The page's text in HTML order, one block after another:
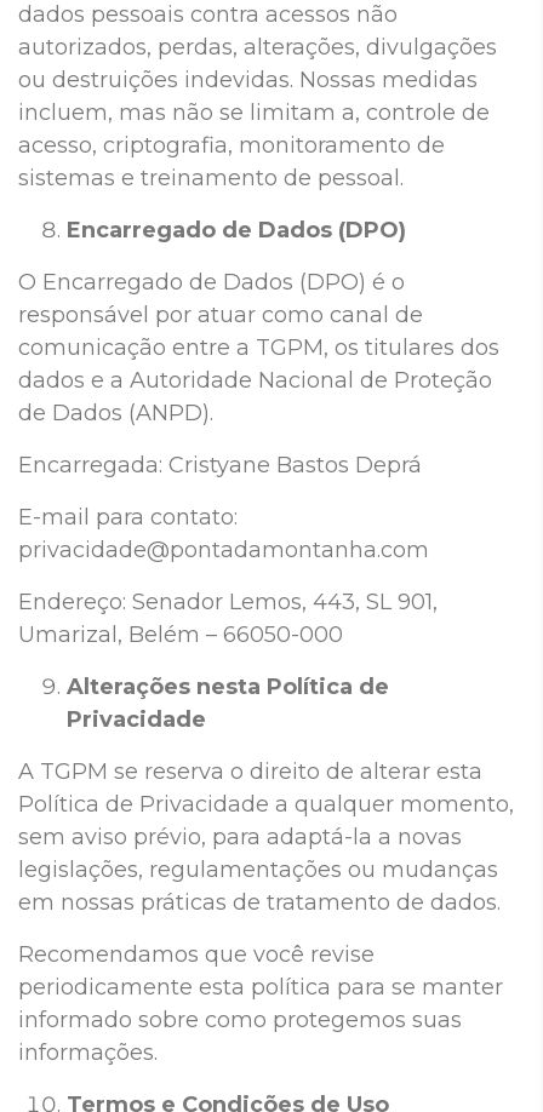
dados pessoais contra acessos não
autorizados, perdas, alterações, divulgações
ou destruições indevidas. Nossas medidas
incluem, mas não se limitam a, controle de
acesso, criptografia, monitoramento de
sistemas e treinamento de pessoal.
Encarregado de Dados (DPO)
O Encarregado de Dados (DPO) é o
responsável por atuar como canal de
comunicação entre a TGPM, os titulares dos
dados e a Autoridade Nacional de Proteção
de Dados (ANPD).
Encarregada: Cristyane Bastos Deprá
E-mail para contato:
privacidade@pontadamontanha.com
Endereço: Senador Lemos, 443, SL 901,
Umarizal, Belém – 66050-000
Alterações nesta Política de
Privacidade
A TGPM se reserva o direito de alterar esta
Política de Privacidade a qualquer momento,
sem aviso prévio, para adaptá-la a novas
legislações, regulamentações ou mudanças
em nossas práticas de tratamento de dados.
Recomendamos que você revise
periodicamente esta política para se manter
informado sobre como protegemos suas
informações.
Termos e Condições de Uso